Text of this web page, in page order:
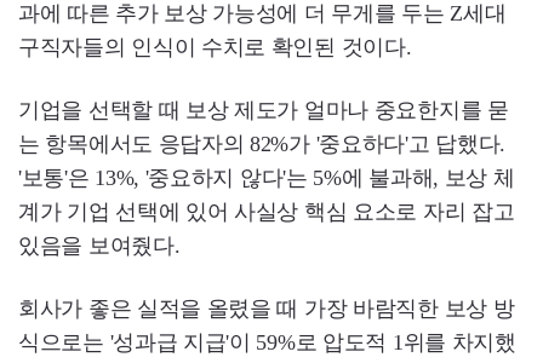
과에 따른 추가 보상 가능성에 더 무게를 두는 Z세대
구직자들의 인식이 수치로 확인된 것이다.
기업을 선택할 때 보상 제도가 얼마나 중요한지를 묻
는 항목에서도 응답자의 82%가 '중요하다'고 답했다.
'보통'은 13%, '중요하지 않다'는 5%에 불과해, 보상 체
계가 기업 선택에 있어 사실상 핵심 요소로 자리 잡고
있음을 보여줬다.
회사가 좋은 실적을 올렸을 때 가장 바람직한 보상 방
식으로는 '성과급 지급'이 59%로 압도적 1위를 차지했